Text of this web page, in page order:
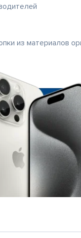
из материалов